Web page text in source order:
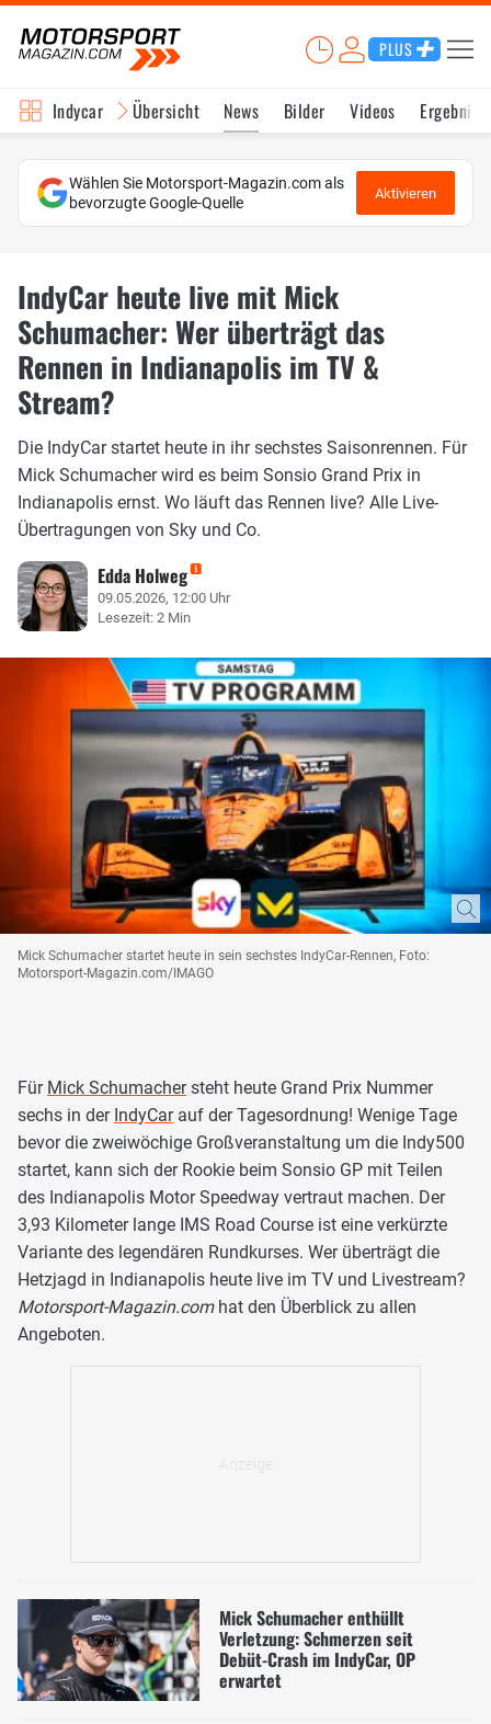
PLUS
Indycar Übersicht News Bilder Videos
Wählen Sie Motorsport-Magazin.com als
bevorzugte Google-Quelle
Aktivieren
IndyCar heute live mit Mick
Schumacher: Wer überträgt das
Rennen in Indianapolis im TV &
Stream?
Die IndyCar startet heute in ihr sechstes Saisonrennen. Für
Mick Schumacher wird es beim Sonsio Grand Prix in
Indianapolis ernst. Wo läuft das Rennen live? Alle Live-
Übertragungen von Sky und Co.
Edda Holweg
09.05.2026, 12:00 Uhr
Lesezeit: 2 Min
Mick Schumacher startet heute in sein sechstes IndyCar-Rennen, Foto:
Motorsport-Magazin.com/IMAGO
Für Mick Schumachersteht heute Grand Prix Nummer
sechs in der IndyCarauf der Tagesordnung! Wenige Tage
bevor die zweiwöchige Großveranstaltung um die Indy500
startet, kann sich der Rookie beim Sonsio GP mit Teilen
des Indianapolis Motor Speedway vertraut machen. Der
3,93 Kilometer lange IMS Road Course ist eine verkürzte
Variante des legendären Rundkurses. Wer überträgt die
Hetzjagd in Indianapolis heute live im TV und Livestream?
Motorsport-Magazin.com hat den Überblick zu allen
Angeboten.
Mick Schumacher enthüllt
Verletzung: Schmerzen seit
Debüt-Crash im IndyCar, OP
erwartet